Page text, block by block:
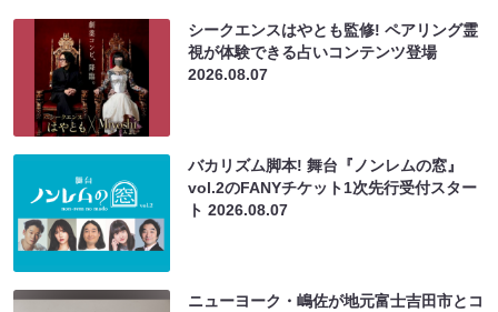
シークエンスはやとも監修! ペアリング霊
視が体験できる占いコンテンツ登場
2026.08.07
バカリズム脚本! 舞台『ノンレムの窓』
vol.2のFANYチケット1次先行受付スター
ト2026.08.07
ニューヨーク・嶋佐が地元富士吉田市とコ